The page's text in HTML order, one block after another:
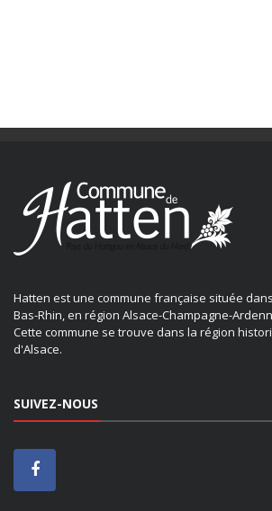
Hatten est une commune française située
Bas-Rhin, en région Alsace-Champagne-
Cette commune se trouve dans la région
d'Alsace.
SUIVEZ-NOUS